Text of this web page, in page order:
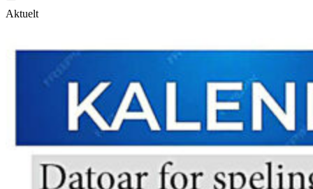
Aktuelt